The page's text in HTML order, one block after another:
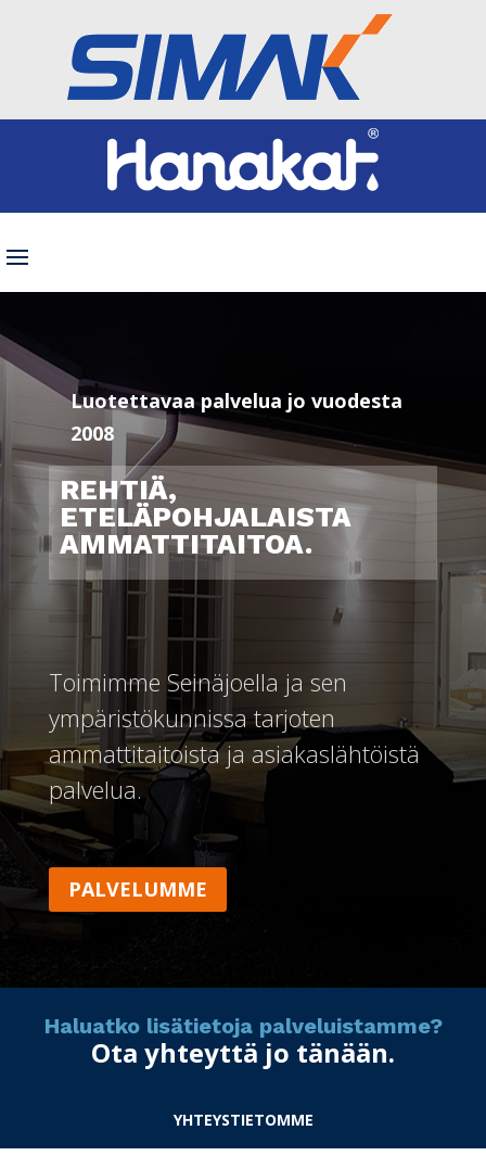
Luotettavaa palvelua jo vuodesta
2008
REHTIÄ,
ETELÄPOHJALAISTA
AMMATTITAITOA.
Toimimme Seinäjoella ja sen
ympäristökunnissa tarjoten
ammattitaitoista ja asiakaslähtöistä
palvelua.
PALVELUMME
Haluatko lisätietoja palveluistamme?
Ota yhteyttä jo tänään.
YHTEYSTIETOMME